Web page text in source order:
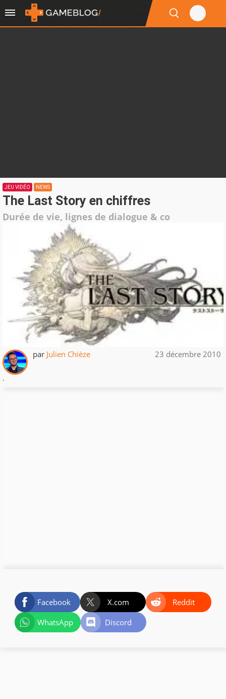
JEU VIDÉO NEWS
The Last Story en chiffres
Durée de vie, lignes de dialogue & co
par Julien Chièze 23 décembre 2010
.
Facebook X.com
Reddit
WhatsApp
Discord